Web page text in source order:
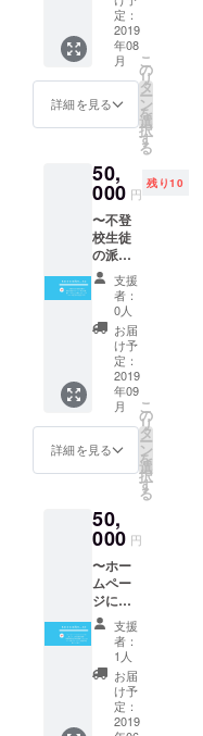
記入の
ない場
合は
CAMPF
IREの
ユー
ます。
ご了承
くださ
い。
会代表
杉浦孝
宣の講
演会を
開催す
る権利
です ＊
場所、
関して
はメッ
セージ
にて要
相談 ＊
都内か
ら遠方
の場合
は別途
宿泊
代、交
通費を
いただ
く場合
がござ
いま
す。
定：
2019
年08
月
詳細を見る
こ
の
リ
タ
ー
ン
を
選
択
す
る
50,
000 円
残り10
〜不登
校生徒
の派遣
の権
利〜 当
会の生
徒をイ
ベント
等に派
遣しま
す（十
分に立
ち直り
コミュ
ニケー
ション
ある生
徒で
す） 法
人様歓
迎です
＊人
数、場
所、時
期に関
しては
メッ
セージ
にて要
支援
者：
0人
お届
け予
定：
2019
年09
月
詳細を見る
こ
の
リ
タ
ー
ン
を
選
択
す
る
50,
000 円
〜ホー
ムペー
ジにシ
ルバー
スポン
サーと
してお
名前の
記載〜
月間PV
支援
者：
1人
お届
け予
定：
2019